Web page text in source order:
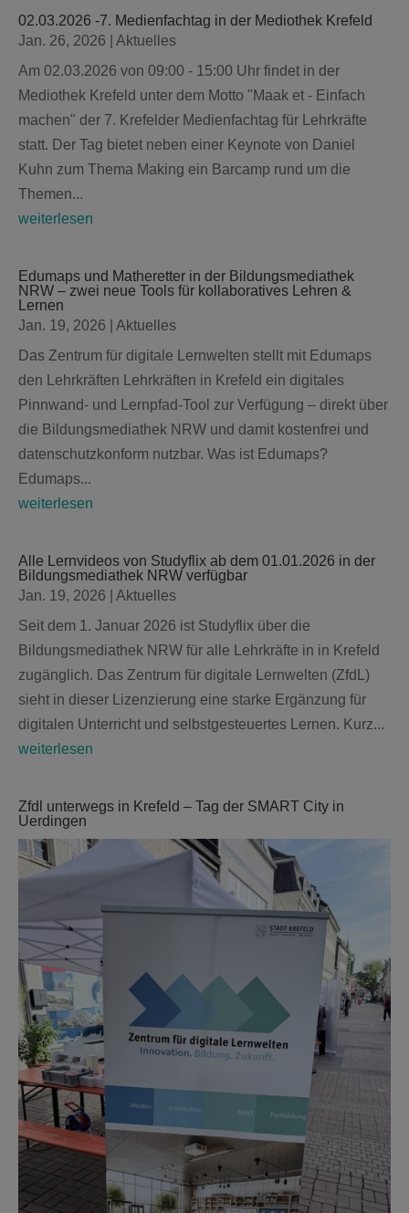
02.03.2026 -7. Medienfachtag in der Mediothek Krefeld
Jan. 26, 2026
Aktuelles
Am 02.03.2026 von 09:00 - 15:00 Uhr findet in der
Mediothek Krefeld unter dem Motto "Maak et - Einfach
machen" der 7. Krefelder Medienfachtag für Lehrkräfte
statt. Der Tag bietet neben einer Keynote von Daniel
Kuhn zum Thema Making ein Barcamp rund um die
Themen...
weiterlesen
Edumaps und Matheretter in der Bildungsmediathek
NRW – zwei neue Tools für kollaboratives Lehren &
Lernen
Jan. 19, 2026
Aktuelles
Das Zentrum für digitale Lernwelten stellt mit Edumaps
den Lehrkräften Lehrkräften in Krefeld ein digitales
Pinnwand- und Lernpfad-Tool zur Verfügung – direkt über
die Bildungsmediathek NRW und damit kostenfrei und
datenschutzkonform nutzbar. Was ist Edumaps?
Edumaps...
weiterlesen
Alle Lernvideos von Studyflix ab dem 01.01.2026 in der
Bildungsmediathek NRW verfügbar
Jan. 19, 2026
Aktuelles
Seit dem 1. Januar 2026 ist Studyflix über die
Bildungsmediathek NRW für alle Lehrkräfte in in Krefeld
zugänglich. Das Zentrum für digitale Lernwelten (ZfdL)
sieht in dieser Lizenzierung eine starke Ergänzung für
digitalen Unterricht und selbstgesteuertes Lernen. Kurz...
weiterlesen
Zfdl unterwegs in Krefeld – Tag der SMART City in
Uerdingen